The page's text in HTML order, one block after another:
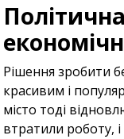
Рішення зробити
красивим і
місто тоді
втратили роботу,